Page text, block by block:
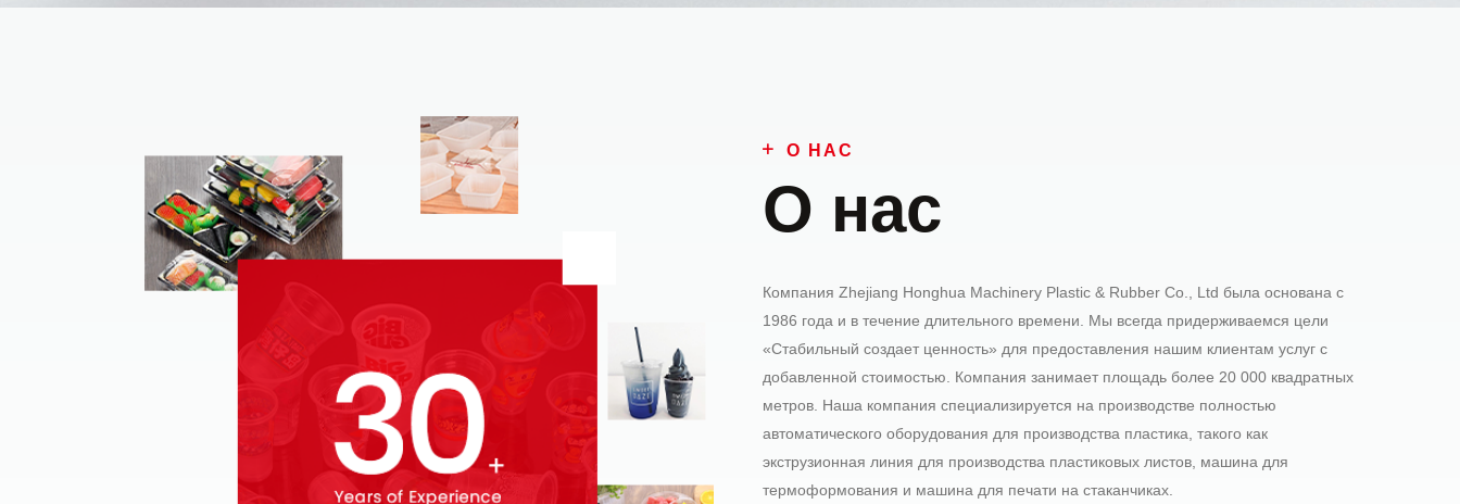
О НАС
О нас
Компания Zhejiang Honghua Machinery Plastic & Rubber Co., Ltd была основана с
1986 года и в течение длительного времени. Мы всегда придерживаемся цели
«Стабильный создает ценность» для предоставления нашим клиентам услуг с
добавленной стоимостью. Компания занимает площадь более 20 000 квадратных
метров. Наша компания специализируется на производстве полностью
автоматического оборудования для производства пластика, такого как
экструзионная линия для производства пластиковых листов, машина для
термоформования и машина для печати на стаканчиках.